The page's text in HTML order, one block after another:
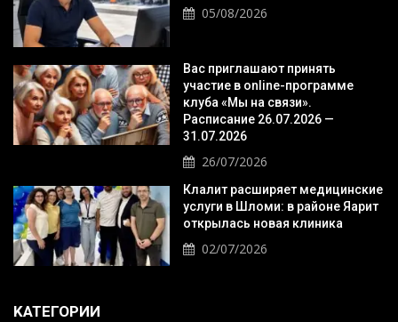
05/08/2026
Вас приглашают принять
участие в online-программе
клуба «Мы на связи».
Расписание 26.07.2026 —
31.07.2026
26/07/2026
Клалит расширяет медицинские
услуги в Шломи: в районе Яарит
открылась новая клиника
02/07/2026
KАТЕГОРИИ